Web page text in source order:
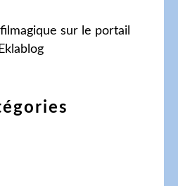
filmagique sur le portail
Eklablog